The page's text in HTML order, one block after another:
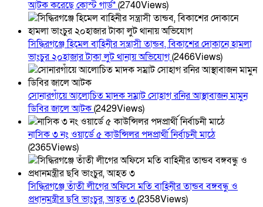
আটক করেছে কোস্ট গার্ড*(2740Views)
সিদ্ধিরগঞ্জে হিমেল বাহিনীর সন্ত্রাসী তান্ডব, বিকাশের দোকানে হামলা
ভাংচুর ২০হাজার টাকা লুট থানায় অভিযোগ(2466Views)
সোনারগাঁয়ে আলোচিত মাদক সম্রাট সোহাগ রনির আস্থাবাজন মামুন
ডিবির জালে আটক(2429Views)
নাসিক ৩ নং ওয়ার্ডে ৫ কাউন্সিলর পদপ্রার্থী নির্বাচনী মাঠে
(2365Views)
সিদ্ধিরগঞ্জে তাঁতী লীগের অফিসে মতি বাহিনীর তান্ডব বঙ্গবন্ধু ও
প্রধানমন্ত্রীর ছবি ভাংচুর, আহত ৩(2358Views)